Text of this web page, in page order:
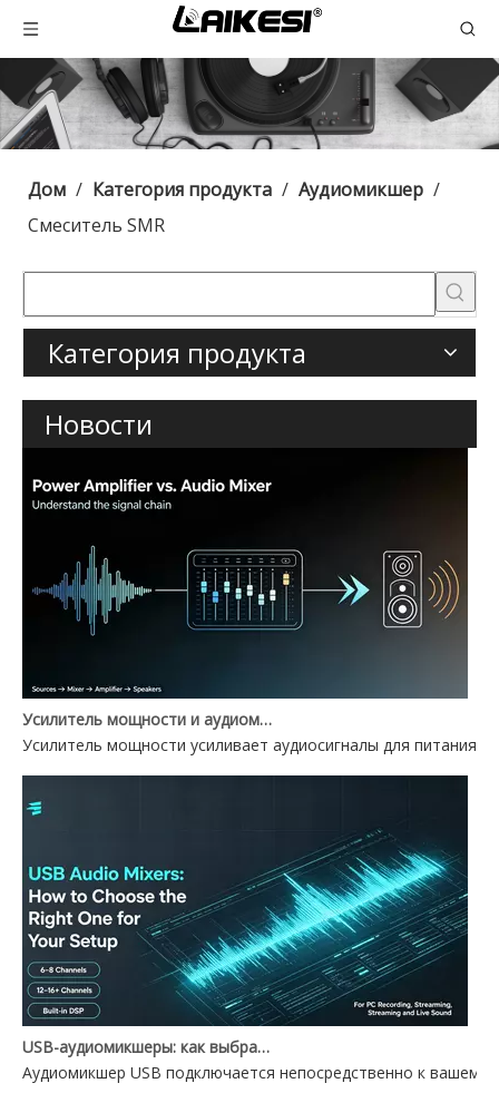
Дом / Категория продукта / Аудиомикшер /
Смеситель SMR
Категория продукта
Новости
Усилитель мощности и аудиомикшер: в чем разница?
Усилитель мощности усиливает аудиосигналы для питания
USB-аудиомикшеры: как выбрать подходящий для вашей установки
Аудиомикшер USB подключается непосредственно к